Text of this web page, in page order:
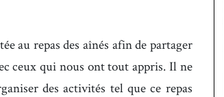
au repas des aînés afin de partager
ceux qui nous ont tout appris. Il ne
des activités tel que ce repas